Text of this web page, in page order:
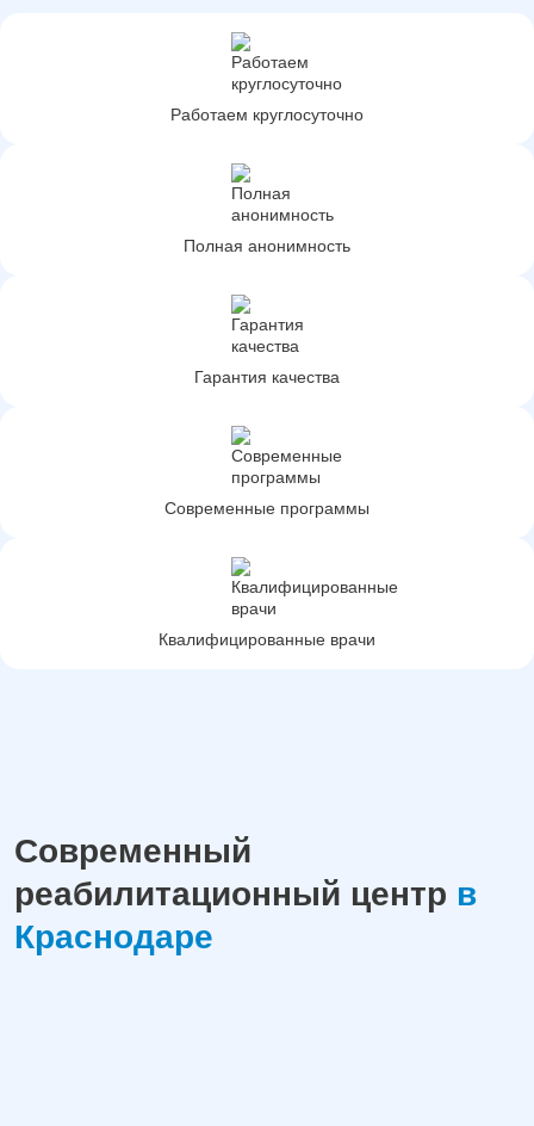
Работаем круглосуточно
Полная анонимность
Гарантия качества
Современные программы
Квалифицированные врачи
Современный
реабилитационный центр в
Краснодаре